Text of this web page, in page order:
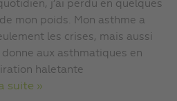
j’ai perdu en quelques
mon poids. Mon asthme a
les crises, mais aussi
aux asthmatiques en
haletante
suite »